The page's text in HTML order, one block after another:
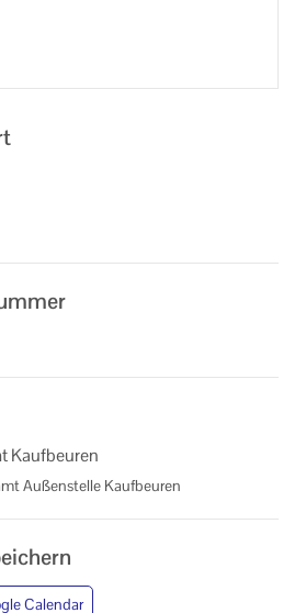
Kaufbeuren
Außenstelle Kaufbeuren
Calendar